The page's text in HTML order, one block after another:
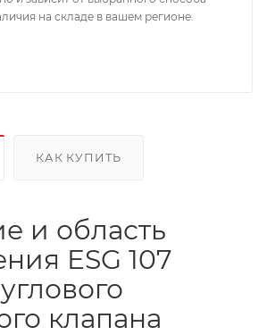
на складе в вашем регионе.
КАК КУПИТЬ
и область
ESG 107
клапана